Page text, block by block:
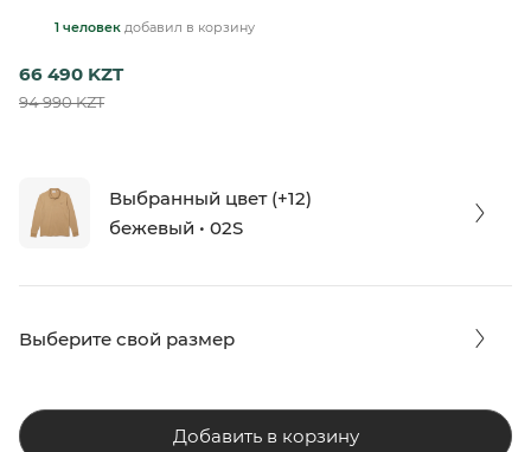
1 человек добавил в корзину
66 490 KZT
94 990 KZT
Выбранный цвет (+12)
бежевый • 02S
Выберите свой размер
Добавить в корзину